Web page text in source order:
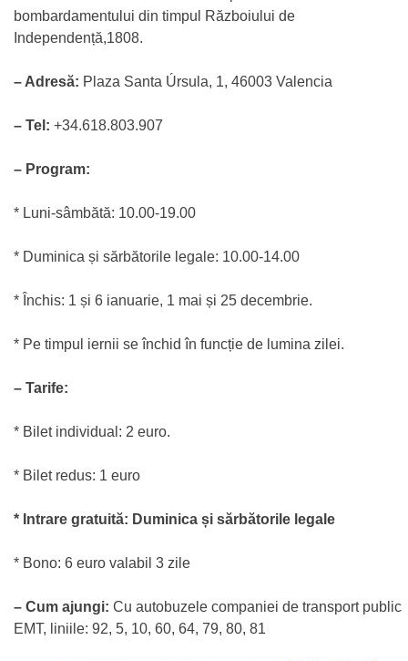
bombardamentului din timpul Războiului de
Independență,1808.
– Adresă: Plaza Santa Úrsula, 1, 46003 Valencia
– Tel: +34.618.803.907
– Program:
* Luni-sâmbătă: 10.00-19.00
* Duminica și sărbătorile legale: 10.00-14.00
* Închis: 1 și 6 ianuarie, 1 mai și 25 decembrie.
* Pe timpul iernii se închid în funcție de lumina zilei.
– Tarife:
* Bilet individual: 2 euro.
* Bilet redus: 1 euro
* Intrare gratuită: Duminica și sărbătorile legale
* Bono: 6 euro valabil 3 zile
– Cum ajungi: Cu autobuzele companiei de transport public
EMT, liniile: 92, 5, 10, 60, 64, 79, 80, 81